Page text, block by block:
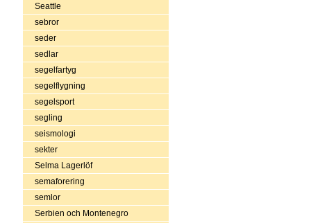
Seattle
sebror
seder
sedlar
segelfartyg
segelflygning
segelsport
segling
seismologi
sekter
Selma Lagerlöf
semaforering
semlor
Serbien och Montenegro